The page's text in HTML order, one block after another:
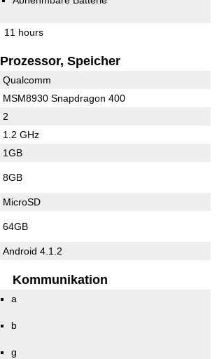
11 hours
Prozessor, Speicher
Qualcomm
MSM8930 Snapdragon 400
2
1.2 GHz
1GB
8GB
MicroSD
64GB
Android 4.1.2
Kommunikation
a
b
g